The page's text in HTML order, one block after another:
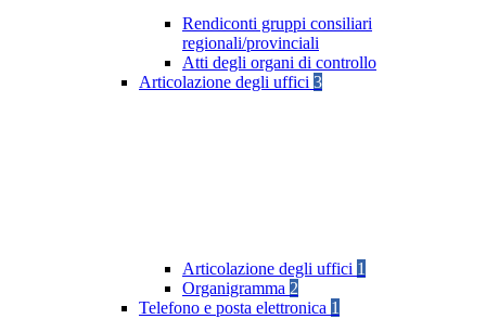
Rendiconti gruppi consiliari
regionali/provinciali
Atti degli organi di controllo
Articolazione degli uffici 3
Articolazione degli uffici 1
Organigramma 2
Telefono e posta elettronica 1